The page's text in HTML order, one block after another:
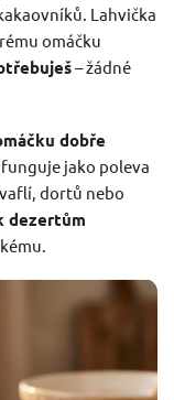
Lahvička
omáčku
– žádné
dobře
jako poleva
dortů nebo
dezertům